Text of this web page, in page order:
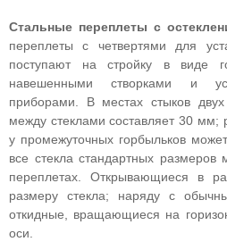
Стальные переплеты с
переплеты с четвертями для
поступают на стройку в виде
навешенными створками и
приборами. В местах стыков
между стеклами составляет 30 мм;
у промежуточных горбыльков
все стекла стандартных
переплетах. Открывающиеся в
размеру стекла; наряду с
откидные, вращающиеся на
оси.